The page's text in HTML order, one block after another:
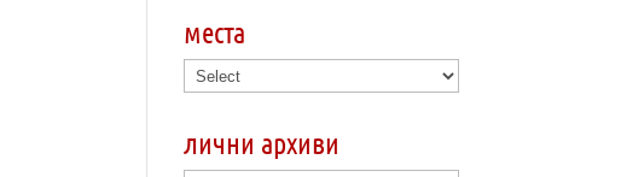
места
лични архиви